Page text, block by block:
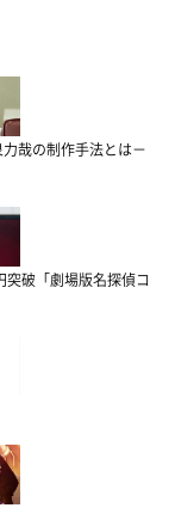
哉の制作手法とは－
破「劇場版名探偵コ